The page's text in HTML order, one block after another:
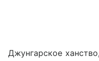
Джунгарское